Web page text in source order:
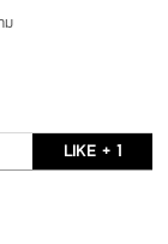
ม
LIKE + 1